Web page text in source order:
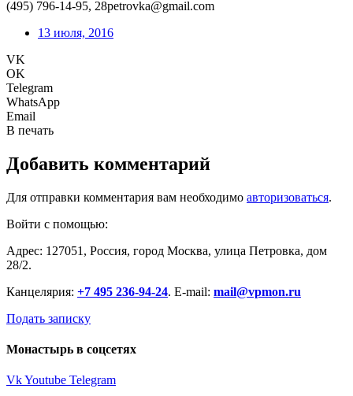
(495) 796-14-95, 28petrovka@gmail.com
13 июля, 2016
VK
OK
Telegram
WhatsApp
Email
В печать
Добавить комментарий
Для отправки комментария вам необходимо авторизоваться.
Войти с помощью:
Адрес: 127051, Россия, город Москва, улица Петровка, дом
28/2.
Канцелярия: +7 495 236-94-24. E-mail: mail@vpmon.ru
Подать записку
Монастырь в соцсетях
VkYoutube Telegram